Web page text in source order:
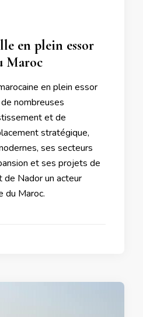
en plein essor
Maroc
en plein essor
nombreuses
et de
stratégique,
ses secteurs
et ses projets de
Nador un acteur
du Maroc.